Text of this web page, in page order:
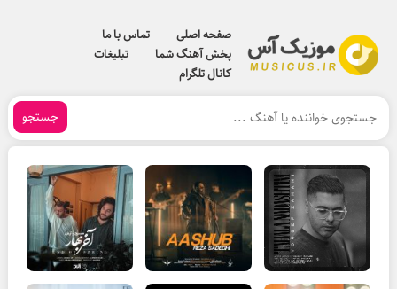
صفحه اصلی
تماس با ما
پخش آهنگ شما
تبلیغات
کانال تلگرام
جستجو